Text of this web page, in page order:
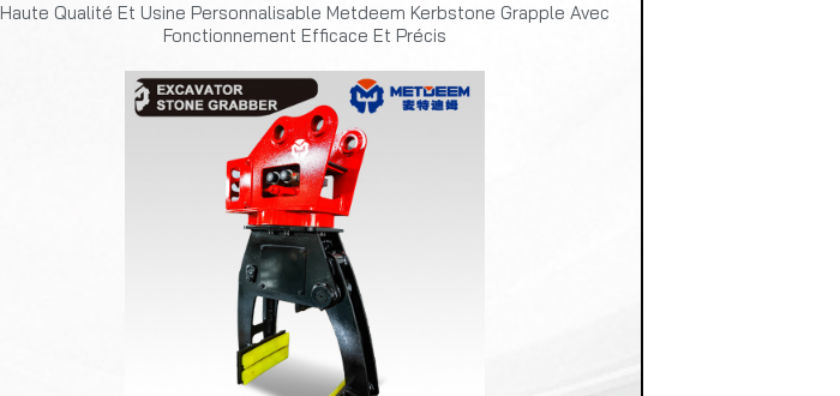
Haute Qualité Et Usine Personnalisable Metdeem Kerbstone Grapple Avec
Fonctionnement Efficace Et Précis